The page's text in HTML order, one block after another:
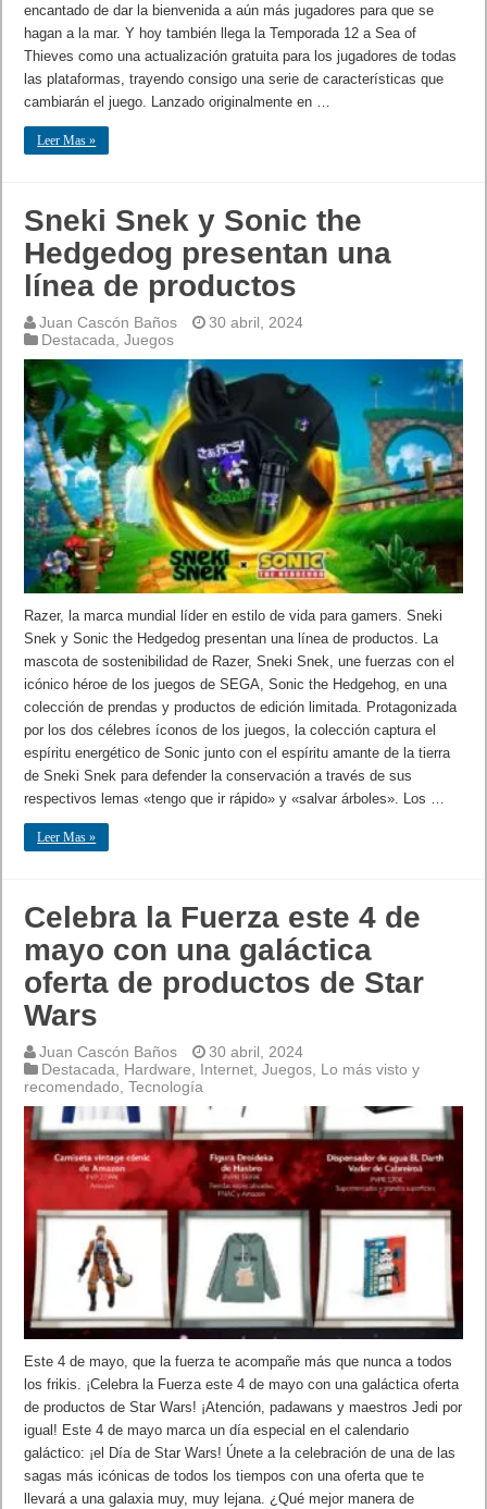
encantado de dar la bienvenida a aún más jugadores para que se
hagan a la mar. Y hoy también llega la Temporada 12 a Sea of
Thieves como una actualización gratuita para los jugadores de todas
las plataformas, trayendo consigo una serie de características que
cambiarán el juego. Lanzado originalmente en …
Leer Mas »
Sneki Snek y Sonic the
Hedgedog presentan una
línea de productos
Juan Cascón Baños
30 abril, 2024
Destacada ,Juegos
Razer, la marca mundial líder en estilo de vida para gamers. Sneki
Snek y Sonic the Hedgedog presentan una línea de productos. La
mascota de sostenibilidad de Razer, Sneki Snek, une fuerzas con el
icónico héroe de los juegos de SEGA, Sonic the Hedgehog, en una
colección de prendas y productos de edición limitada. Protagonizada
por los dos célebres íconos de los juegos, la colección captura el
espíritu energético de Sonic junto con el espíritu amante de la tierra
de Sneki Snek para defender la conservación a través de sus
respectivos lemas «tengo que ir rápido» y «salvar árboles». Los …
Leer Mas »
Celebra la Fuerza este 4 de
mayo con una galáctica
oferta de productos de Star
Wars
Juan Cascón Baños
30 abril, 2024
Destacada
Hardware Internet ,Juegos Lo más visto y
recomendado ,Tecnología
Este 4 de mayo, que la fuerza te acompañe más que nunca a todos
los frikis. ¡Celebra la Fuerza este 4 de mayo con una galáctica oferta
de productos de Star Wars! ¡Atención, padawans y maestros Jedi por
igual! Este 4 de mayo marca un día especial en el calendario
galáctico: ¡el Día de Star Wars! Únete a la celebración de una de las
sagas más icónicas de todos los tiempos con una oferta que te
llevará a una galaxia muy, muy lejana. ¿Qué mejor manera de